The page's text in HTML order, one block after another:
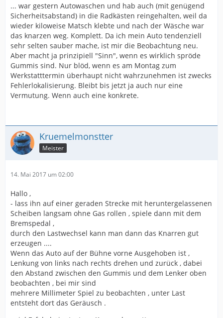
... war gestern Autowaschen und hab auch (mit genügend
Sicherheitsabstand) in die Radkästen reingehalten, weil da
wieder kiloweise Matsch klebte und nach der Wäsche war
das knarzen weg. Komplett. Da ich mein Auto tendenziell
sehr selten sauber mache, ist mir die Beobachtung neu.
Aber macht ja prinzipiell "Sinn", wenn es wirklich spröde
Gummis sind. Nur blöd, wenn es am Montag zum
Werkstatttermin überhaupt nicht wahrzunehmen ist zwecks
Fehlerlokalisierung. Bleibt bis jetzt ja auch nur eine
Vermutung. Wenn auch eine konkrete.
Kruemelmonstter
Meister
14. Mai 2017 um 02:00
Hallo ,
- lass ihn auf einer geraden Strecke mit heruntergelassenen
Scheiben langsam ohne Gas rollen , spiele dann mit dem
Bremspedal ,
durch den Lastwechsel kann man dann das Knarren gut
erzeugen ....
Wenn das Auto auf der Bühne vorne Ausgehoben ist ,
Lenkung von links nach rechts drehen und zurück , dabei
den Abstand zwischen den Gummis und dem Lenker oben
beobachten , bei mir sind
mehrere Millimeter Spiel zu beobachten , unter Last
entsteht dort das Geräusch .